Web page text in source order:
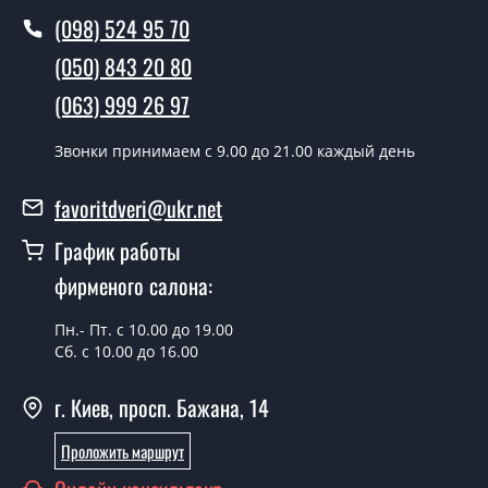
Вы производите установку
межкомнатных дверей ТМ Фаворит?
Да производим. Монтаж межкомнатных дверей ТМ
Фаворит производится согласно очереди, во все дни
кроме воскресенья.
Techno-78-roto?
Стоимость установки дверей Techno-78-roto - от 1800
Можно на сегодня вызвать
замерщика?
У вас есть в наличии готовые
межкомнатные двери фаворит?
(098) 524 95 70
(050) 843 20 80
(063) 999 26 97
Звонки принимаем c 9.00 до 21.00 каждый день
favoritdveri@ukr.net
График работы
фирменого салона:
Пн.- Пт. с 10.00 до 19.00
Сб. с 10.00 до 16.00
г. Киев, просп. Бажана, 14
Проложить маршрут